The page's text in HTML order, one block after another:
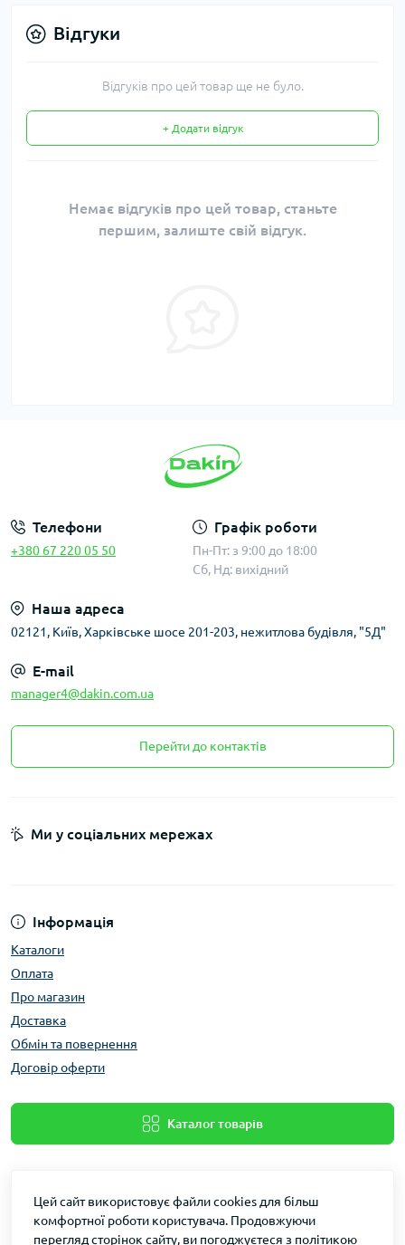
Відгуки
Відгуків про цей товар ще не було.
+ Додати відгук
Немає відгуків про цей товар, станьте
першим, залиште свій відгук.
Телефони
+380 67 220 05 50
Графік роботи
Пн-Пт: з 9:00 до 18:00
Сб, Нд: вихідний
Наша адреса
02121, Київ, Харківське шосе 201-203, нежитлова будівля, "5Д"
E-mail
manager4@dakin.com.ua
Перейти до контактів
Інформація
Каталоги
Оплата
Про магазин
Доставка
Обмін та повернення
Договір оферти
Каталог товарів
Ми у соціальних мережах
Цей сайт використовує файли cookies для більш
комфортної роботи користувача. Продовжуючи
перегляд сторінок сайту, ви погоджуєтеся з політикою